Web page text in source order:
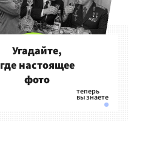
Угадайте,
где настоящее
фото